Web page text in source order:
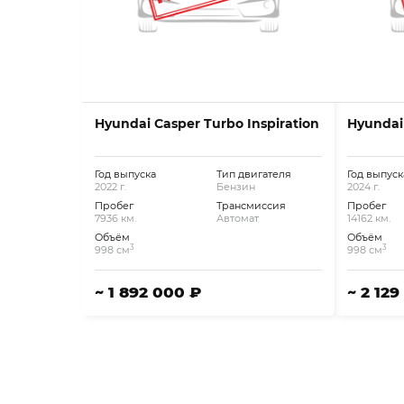
Hyundai Casper Turbo Inspiration
Год выпуска
2022 г.
Пробег
7936 км.
Объём
998 см3
Тип двигателя
Бензин
Трансмиссия
Автомат
~ 1 892 000 ₽
Год
2024 г.
Пробег
14162 км.
Объём
998 см3
~ 2